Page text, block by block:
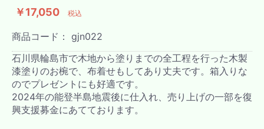
￥17,050 税込
商品コード： gjn022
石川県輪島市で木地から塗りまでの全工程を行った木製
漆塗りのお椀で、布着せもしてあり丈夫です。箱入りな
のでプレゼントにも好適です。
2024年の能登半島地震後に仕入れ、売り上げの一部を復
興支援募金にあてております。